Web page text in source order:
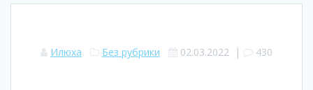
Илюха Без рубрики 02.03.2022 | 430